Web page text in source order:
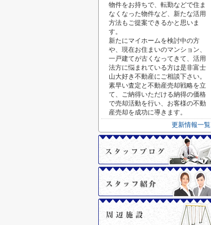
物件をお持ちで、転勤などで住ま
なくなった物件など、新たな活用
方法もご提案できるかと思いま
す。
新たにマイホームを検討中の方
や、現在お住まいのマンション、
一戸建てが古くなってきて、活用
法方に悩まれている方は是非富士
山大好き不動産にご相談下さい。
素早い査定と不動産売却戦略を立
て、ご納得いただける納得の価格
で売却活動を行い、お客様の不動
産売却を成功に導きます。
更新情報一覧